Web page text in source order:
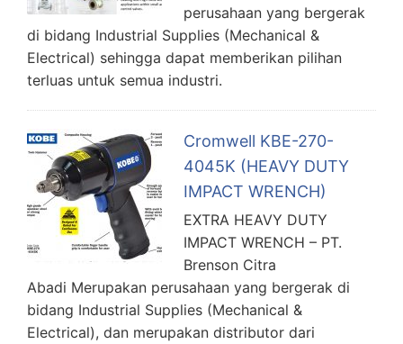
perusahaan yang bergerak
di bidang Industrial Supplies (Mechanical &
Electrical) sehingga dapat memberikan pilihan
terluas untuk semua industri.
Cromwell KBE-270-
4045K (HEAVY DUTY
IMPACT WRENCH)
EXTRA HEAVY DUTY
IMPACT WRENCH – PT.
Brenson Citra
Abadi Merupakan perusahaan yang bergerak di
bidang Industrial Supplies (Mechanical &
Electrical), dan merupakan distributor dari